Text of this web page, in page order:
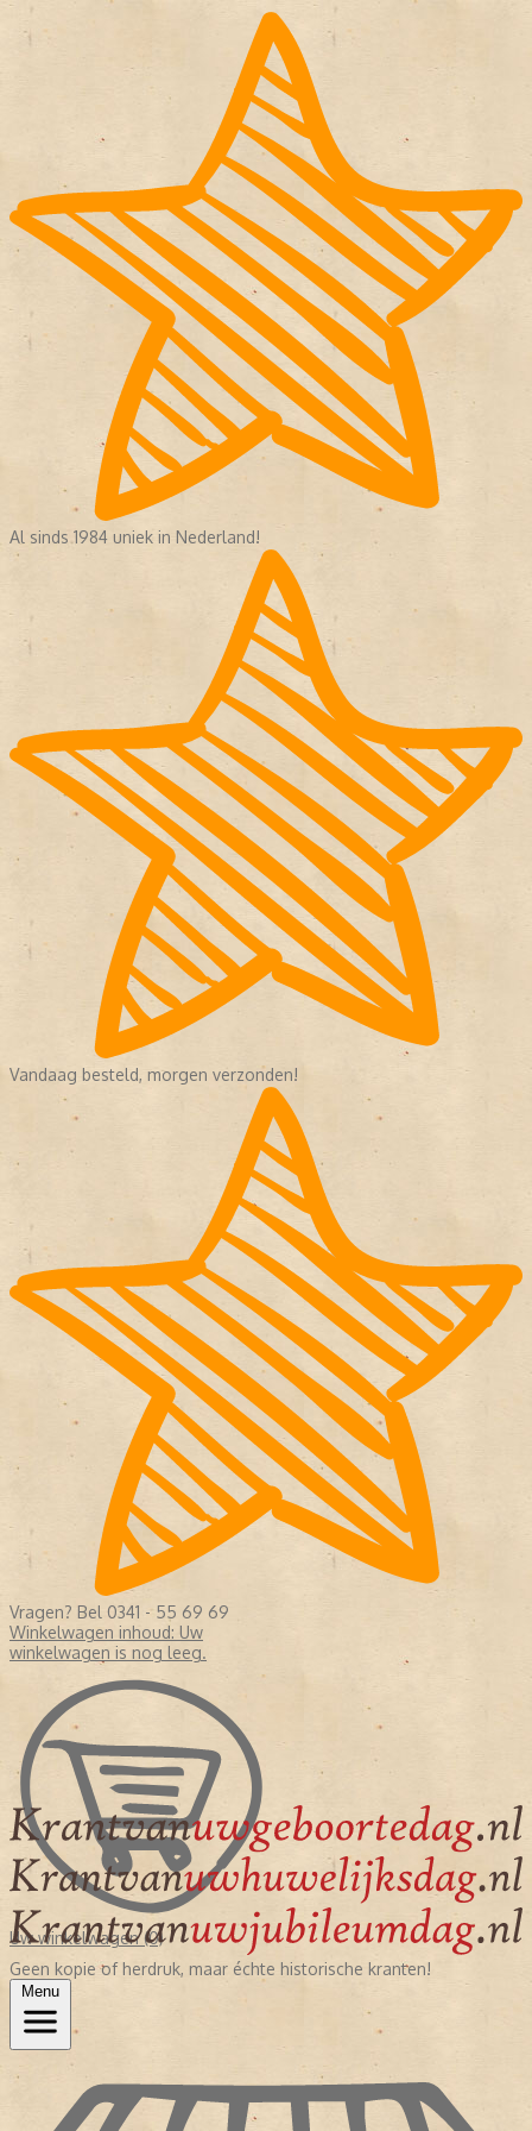
Al sinds 1984 uniek in Nederland!
Vandaag besteld, morgen verzonden!
Vragen? Bel 0341 - 55 69 69
Winkelwagen inhoud: Uw
winkelwagen is nog leeg.
Uw winkelwagen (0)
Geen kopie of herdruk, maar échte historische kranten!
Menu